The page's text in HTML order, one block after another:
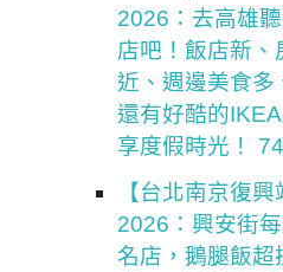
2026：去高雄
店吧！飯店新、
近、週邊美食多
還有好酷的
享度假時光！
【台北南京復
2026：興安街
名店，鵝腿飯超